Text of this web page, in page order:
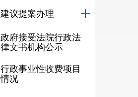
建议提案办理
政府接受法院行政法
律文书机构公示
行政事业性收费项目
情况